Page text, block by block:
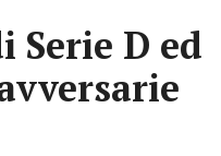
Serie D ed